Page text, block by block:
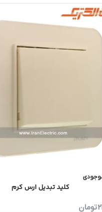
کلید تبدیل ارس کرم
تومان